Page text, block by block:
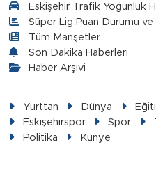
Eskişehir Trafik Yoğunluk
Süper Lig Puan Durumu
Tüm Manşetler
Son Dakika Haberleri
Haber Arşivi
Yurttan Dünya
Eskişehirspor
Spor
Politika
Künye